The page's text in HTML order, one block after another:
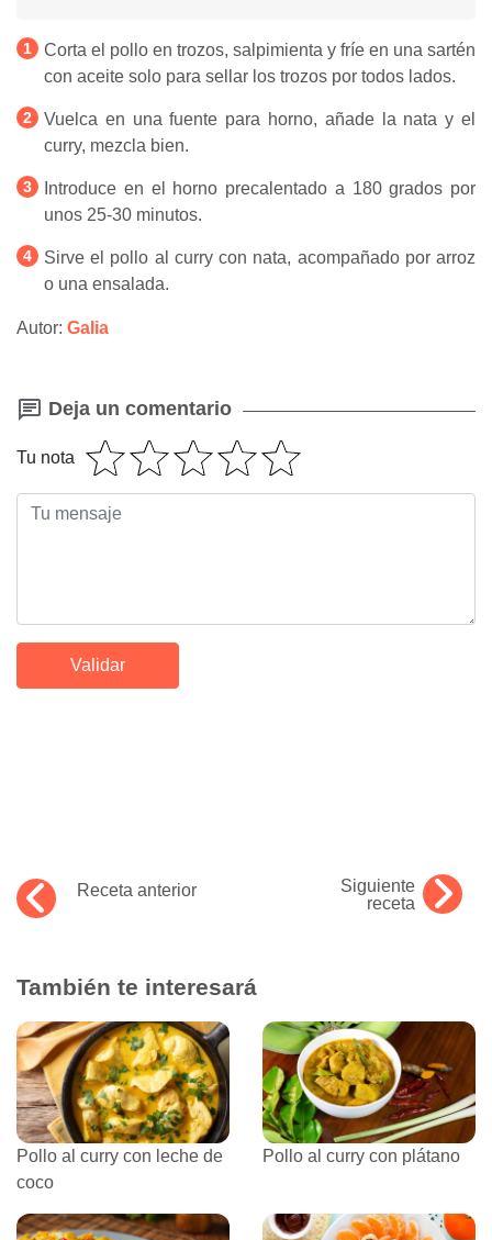
Corta el pollo en trozos, salpimienta y fríe en una sartén
con aceite solo para sellar los trozos por todos lados.
Vuelca en una fuente para horno, añade la nata y el
curry, mezcla bien.
Introduce en el horno precalentado a 180 grados por
unos 25-30 minutos.
Sirve el pollo al curry con nata, acompañado por arroz
o una ensalada.
Autor: Galia
Deja un comentario
Tu nota
Receta anterior
Siguiente
receta
También te interesará
Pollo al curry con leche de
coco
Pollo al curry con plátano